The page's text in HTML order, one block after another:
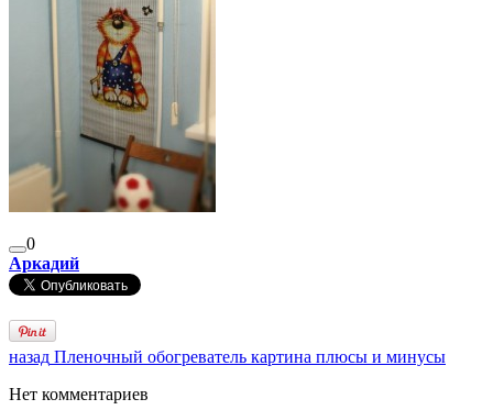
0
Аркадий
назад Пленочный обогреватель картина плюсы и минусы
Нет комментариев